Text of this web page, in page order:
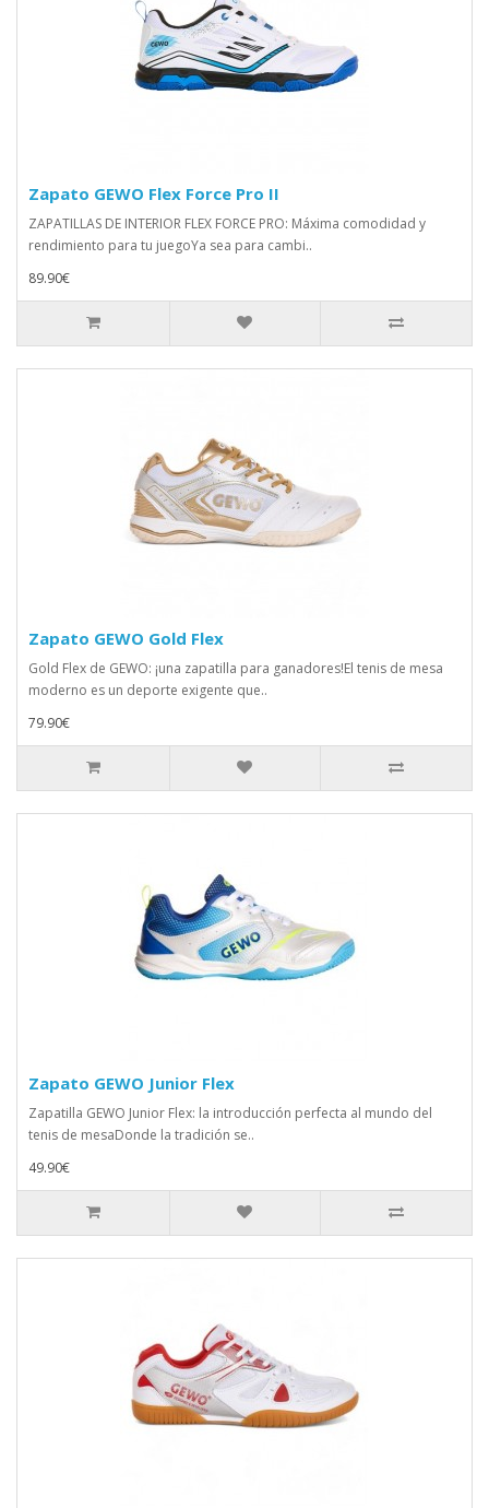
Zapato GEWO Flex Force Pro II
ZAPATILLAS DE INTERIOR FLEX FORCE PRO: Máxima comodidad y
rendimiento para tu juegoYa sea para cambi..
89.90€
Zapato GEWO Gold Flex
Gold Flex de GEWO: ¡una zapatilla para ganadores!El tenis de mesa
moderno es un deporte exigente que..
79.90€
Zapato GEWO Junior Flex
Zapatilla GEWO Junior Flex: la introducción perfecta al mundo del
tenis de mesaDonde la tradición se..
49.90€